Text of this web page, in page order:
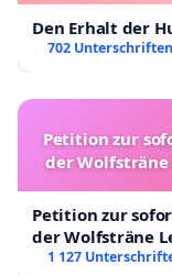
Den Erhalt der
702 Unterschriften
Petition zur
der
Petition zur
der Wolfsträne
1 127